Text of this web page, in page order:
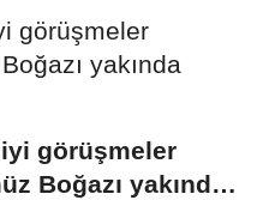
görüşmeler
Boğazı yakında